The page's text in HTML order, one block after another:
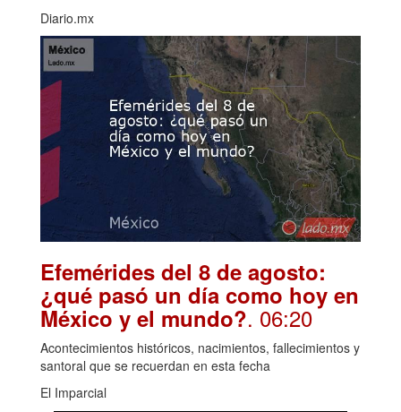
Diario.mx
Efemérides del 8 de agosto:
¿qué pasó un día como hoy en
México y el mundo?. 06:20
Acontecimientos históricos, nacimientos, fallecimientos y
santoral que se recuerdan en esta fecha
El Imparcial